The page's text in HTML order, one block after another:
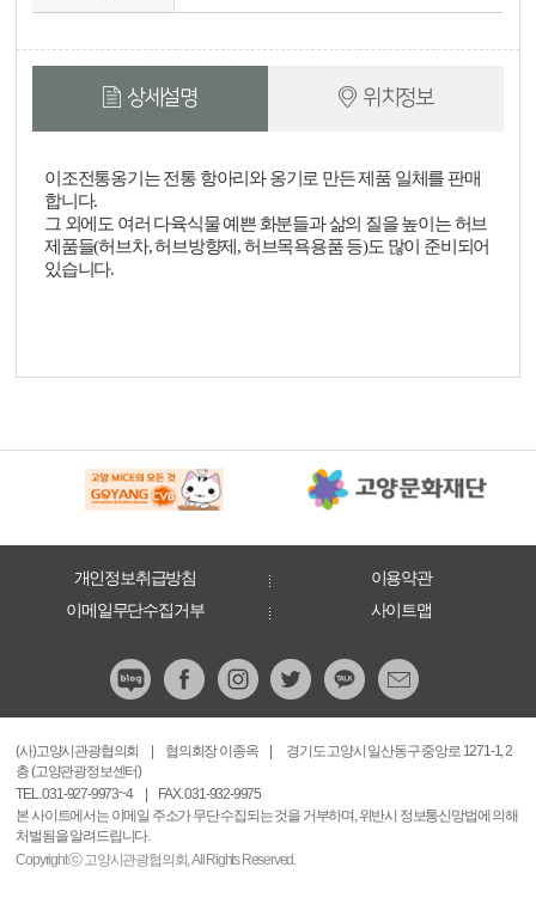
상세설명 위치정보
이조전통옹기는 전통 항아리와 옹기로 만든 제품 일체를 판매
합니다.
그 외에도 여러 다육식물 예쁜 화분들과 삶의 질을 높이는 허브
제품들(허브차, 허브방향제, 허브목욕용품 등)도 많이 준비되어
있습니다.
개인정보취급방침
이용약관
이메일무단수집거부
사이트맵
(사)고양시관광협의회 협의회장 이종옥
경기도 고양시 일산동구 중앙로 1271-1, 2
층 (고양관광정보센터)
TEL. 031-927-9973~4
FAX. 031-932-9975
본 사이트에서는 이메일 주소가 무단 수집되는 것을 거부하며, 위반시 정보통신망법에 의해
처벌됨을 알려드립니다.
Copyright ⓒ 고양시관광협의회, All Rights Reserved.